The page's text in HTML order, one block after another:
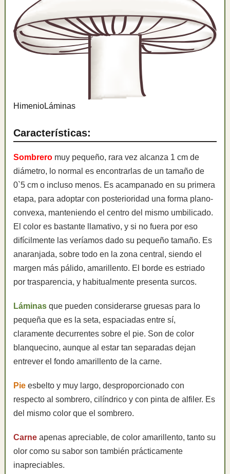
HimenioLáminas
Características:
Sombrero muy pequeño, rara vez alcanza 1 cm de
diámetro, lo normal es encontrarlas de un tamaño de
0`5 cm o incluso menos. Es acampanado en su primera
etapa, para adoptar con posterioridad una forma plano-
convexa, manteniendo el centro del mismo umbilicado.
El color es bastante llamativo, y si no fuera por eso
difícilmente las veríamos dado su pequeño tamaño. Es
anaranjada, sobre todo en la zona central, siendo el
margen más pálido, amarillento. El borde es estriado
por trasparencia, y habitualmente presenta surcos.
Láminas que pueden considerarse gruesas para lo
pequeña que es la seta, espaciadas entre sí,
claramente decurrentes sobre el pie. Son de color
blanquecino, aunque al estar tan separadas dejan
entrever el fondo amarillento de la carne.
Pie esbelto y muy largo, desproporcionado con
respecto al sombrero, cilíndrico y con pinta de alfiler. Es
del mismo color que el sombrero.
Carne apenas apreciable, de color amarillento, tanto su
olor como su sabor son también prácticamente
inapreciables.